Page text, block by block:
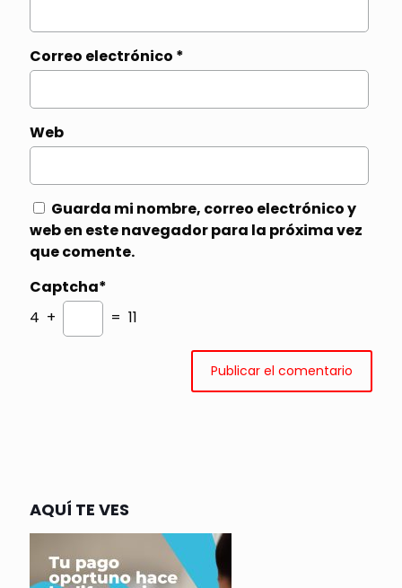
Correo electrónico *
Web
Guarda mi nombre, correo electrónico y
web en este navegador para la próxima vez
que comente.
Captcha*
4 +
= 11
AQUÍ TE VES